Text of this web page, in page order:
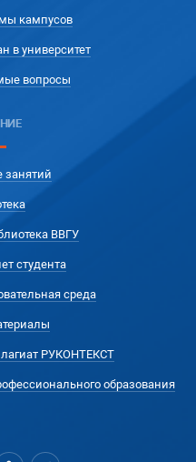
кампусов
в университет
вопросы
занятий
ВВГУ
студента
среда
РУКОНТЕКСТ
образования